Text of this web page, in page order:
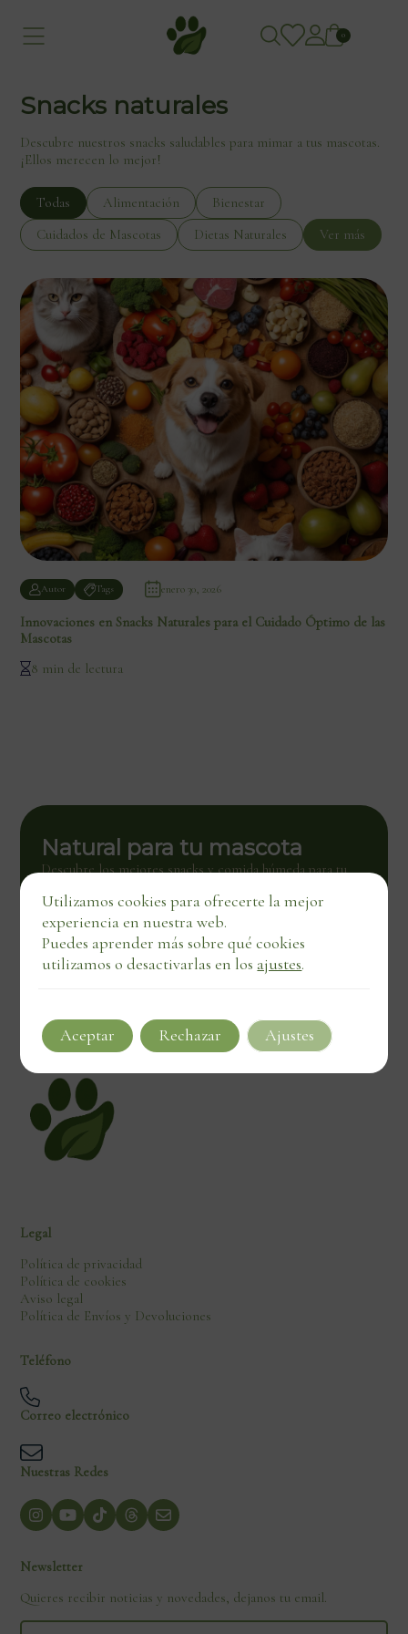
0
Snacks naturales
Descubre nuestros snacks saludables para mimar a tus mascotas.
¡Ellos merecen lo mejor!
Todas Alimentación
Bienestar
Cuidados de Mascotas
Dietas Naturales Ver más
Autor Tags enero 30, 2026
Innovaciones en Snacks Naturales para el Cuidado Óptimo de las
Mascotas
8 min de lectura
Natural para tu mascota
Descubre los mejores snacks y comida húmeda para tu
negocios locales.
Ver tienda
Legal
Política de privacidad
Política de cookies
Aviso legal
Política de Envíos y Devoluciones
Teléfono
Correo electrónico
Nuestras Redes
Newsletter
Quieres recibir noticias y novedades, dejanos tu email.
Utilizamos cookies para ofrecerte la mejor
experiencia en nuestra web.
Puedes aprender más sobre qué cookies
utilizamos o desactivarlas en los ajustes.
Aceptar Rechazar Ajustes